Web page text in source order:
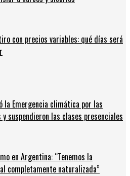
con precios variables: qué días será
la Emergencia climática por las
y suspendieron las clases presenciales
en Argentina: “Tenemos la
completamente naturalizada”